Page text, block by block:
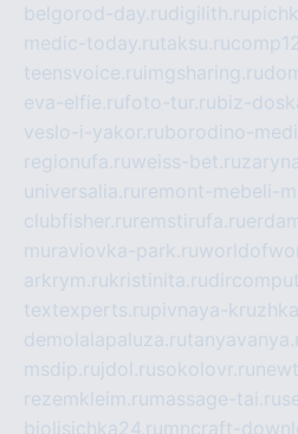
belgorod-day.rudigilith.ru
medic-today.rutaksu.ru
teensvoice.ru imgsharing.ru
eva-elfie.rufoto-tur.rubiz-
veslo-i-yakor.ruborodino-
regionufa.ruweiss-bet.ru
universalia.ru remont-mebeli-
clubfisher.ru remstirufa.ru
muraviovka-park.ru
arkrym.rukristinita.ru
textexperts.rupivnaya-
demolalapaluza.ru
msdip.ru jdol.rusokolovr.ru
rezemkleim.ru massage-tai.ru
biolisichka24.ru mncraft-